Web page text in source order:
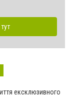
ексклюзивного